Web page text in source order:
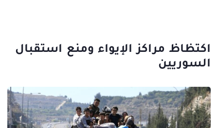
اكتظاظ مراكز الإيواء ومنع استقبال
السوريين